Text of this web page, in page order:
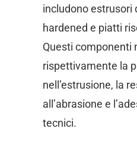
includono estrusori
hardened e piatti
Questi componenti
rispettivamente la
nell’estrusione, la
all’abrasione e
tecnici.